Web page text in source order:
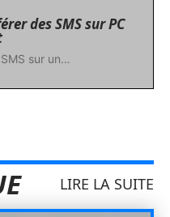
des SMS sur PC
sur un…
LIRE LA SUITE